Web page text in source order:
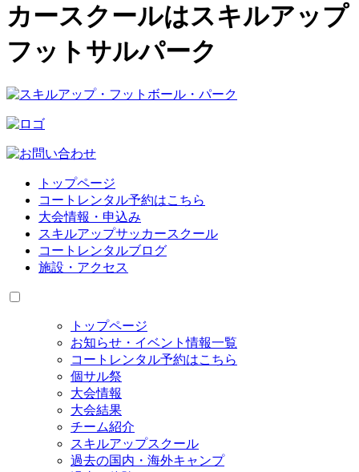
カースクールはスキルアップ
フットサルパーク
トップページ
コートレンタル予約はこちら
大会情報・申込み
スキルアップサッカースクール
コートレンタルブログ
施設・アクセス
トップページ
お知らせ・イベント情報一覧
コートレンタル予約はこちら
個サル祭
大会情報
大会結果
チーム紹介
スキルアップスクール
過去の国内・海外キャンプ